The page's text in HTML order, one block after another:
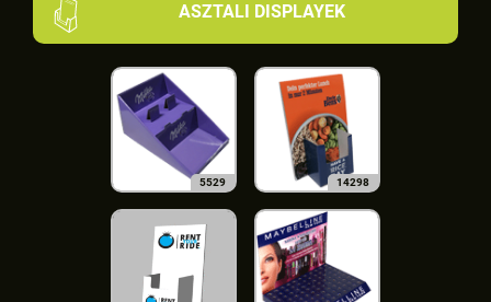
ASZTALI DISPLAYEK
5529 14298